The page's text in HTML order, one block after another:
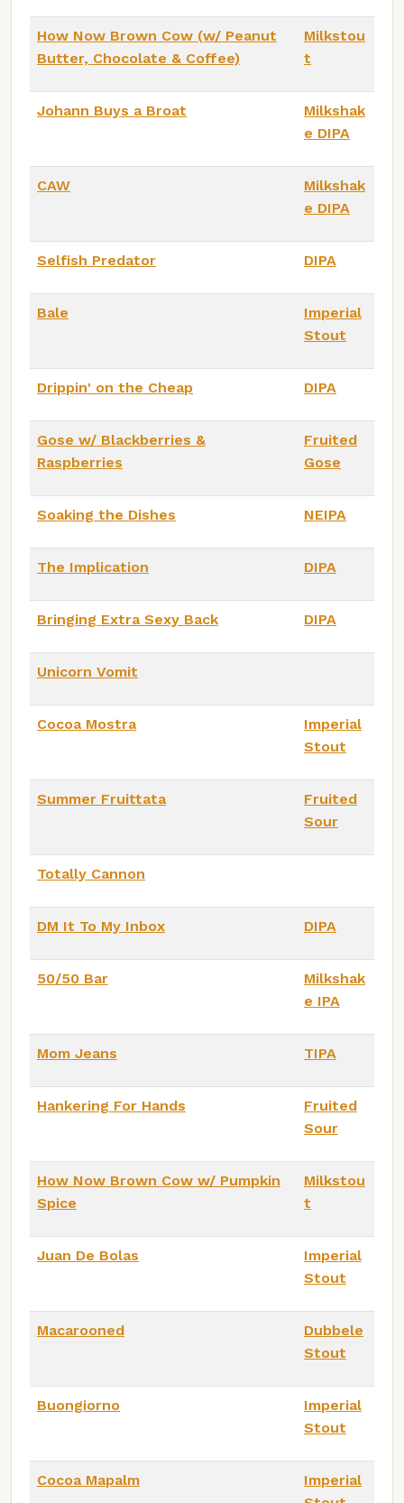
How Now Brown Cow (w/ Peanut
Butter, Chocolate & Coffee)
Milkstou
t
Johann Buys a Broat
Milkshak
e DIPA
CAW
Milkshak
e DIPA
Selfish Predator DIPA
Bale
Imperial
Stout
Drippin' on the Cheap DIPA
Gose w/ Blackberries &
Raspberries
Fruited
Gose
Soaking the Dishes NEIPA
The Implication DIPA
Bringing Extra Sexy Back DIPA
Unicorn Vomit
Cocoa Mostra
Imperial
Stout
Summer Fruittata
Fruited
Sour
Totally Cannon
DM It To My Inbox DIPA
50/50 Bar
Milkshak
e IPA
Mom Jeans TIPA
Hankering For Hands
Fruited
Sour
How Now Brown Cow w/ Pumpkin
Spice
Milkstou
t
Juan De Bolas
Imperial
Stout
Macarooned
Dubbele
Stout
Buongiorno
Imperial
Stout
Cocoa Mapalm
Imperial